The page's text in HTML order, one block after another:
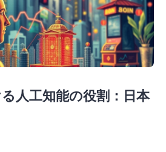
人工知能の役割：日本